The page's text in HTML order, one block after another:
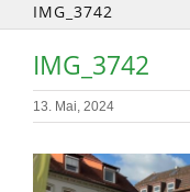
IMG_3742
IMG_3742
13. Mai, 2024